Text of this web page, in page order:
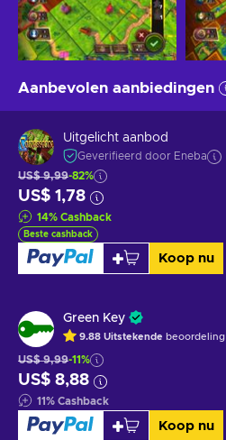
Aanbevolen aanbiedingen
Uitgelicht aanbod
Geverifieerd door Eneba
US$ 9,99-82%
US$ 1,78
14% Cashback
Beste cashback
Koop nu
Green Key
9.88 Uitstekende beoordeling
US$ 9,99-11%
US$ 8,88
11% Cashback
Koop nu